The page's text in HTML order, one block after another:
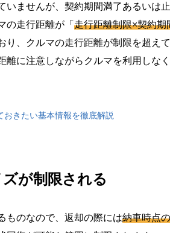
いませんが、契約期間満了あるいは
の走行距離が「 走行距離制限×契約期
り、クルマの走行距離が制限を超え
に注意しながらクルマを利用しなく
きたい基本情報を徹底解説
が制限される
ものなので、返却の際には納車時点